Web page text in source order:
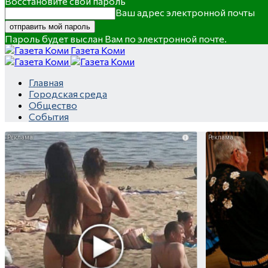
Ваш адрес электронной почты
Пароль будет выслан Вам по электронной почте.
Газета Коми
Главная
Городская среда
Общество
События
i